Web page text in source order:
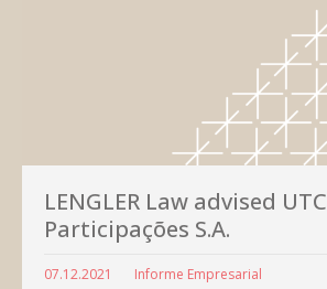
LENGLER Law advised UTC
Participações S.A.
07.12.2021 Informe Empresarial